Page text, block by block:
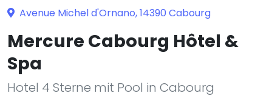
Avenue Michel d'Ornano, 14390 Cabourg
Mercure Cabourg Hôtel &
Spa
Hotel 4 Sterne mit Pool in Cabourg